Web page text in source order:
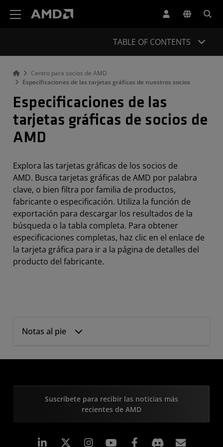
TABLE OF CONTENTS
Centro para socios de AMD
Especificaciones de las tarjetas gráficas de nuestros socios
Especificaciones de las
tarjetas gráficas de socios de
AMD
Explora las tarjetas gráficas de los socios de
AMD. Busca tarjetas gráficas de AMD por palabra
clave, o bien filtra por familia de productos,
fabricante o especificación. Utiliza la función de
exportación para descargar los resultados de la
búsqueda o la tabla completa. Para obtener
especificaciones completas, haz clic en el enlace de
la tarjeta gráfica para ir a la página de detalles del
producto del fabricante.
Notas al pie
Suscríbete para recibir las noticias más
recientes de AMD
LinkedIn Instagram Facebook